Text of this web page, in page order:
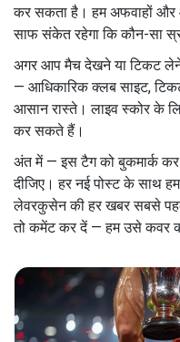
कर सकता है। हम अफवाहों
साफ संकेत रहेगा कि कौन-सा
अगर आप मैच देखने या टिकट लेने
— आधिकारिक क्लब साइट,
आसान रास्ते। लाइव स्कोर के
कर सकते हैं।
अंत में — इस टैग को बुकमार्क
दीजिए। हर नई पोस्ट के साथ
लेवरकुसेन की हर खबर सबसे पहले
तो कमेंट कर दें — हम उसे कवर